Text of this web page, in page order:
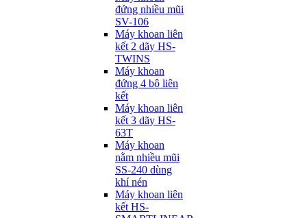
đứng nhiều mũi
SV-106
Máy khoan liên
kết 2 dãy HS-
TWINS
Máy khoan
đứng 4 bộ liên
kết
Máy khoan liên
kết 3 dãy HS-
63T
Máy khoan
nằm nhiều mũi
SS-240 dùng
khí nén
Máy khoan liên
kết HS-